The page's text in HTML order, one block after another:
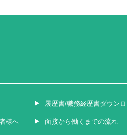
様へ
履歴書/職務経歴書ダウン
面接から働くまでの流れ